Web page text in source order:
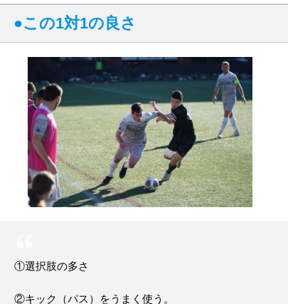
●この1対1の良さ
①選択肢の多さ
②キック（パス）をうまく使う。